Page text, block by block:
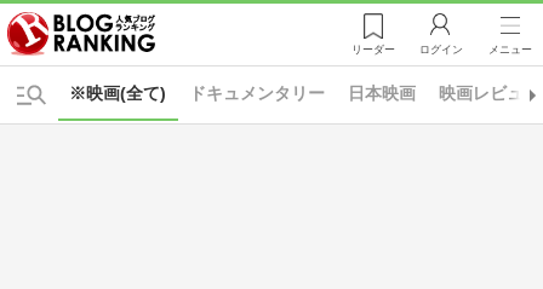
リーダー ログイン メニュー
※映画(全て) ドキュメンタリー 日本映画 映画レビュー